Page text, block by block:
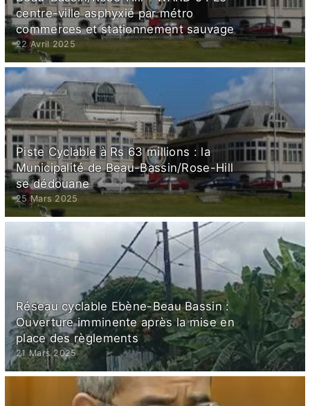
centre-ville asphyxié par métro
commerces et stationnement sauvage
22 Avril 2025
Piste Cyclable à Rs 63 millions : la
Municipalité de Beau-Bassin/Rose-Hill
se dédouane
25 Mars 2025
Réseau cyclable Ebène-Beau Bassin :
Ouverture imminente après la mise en
place des règlements
21 Mars 2025